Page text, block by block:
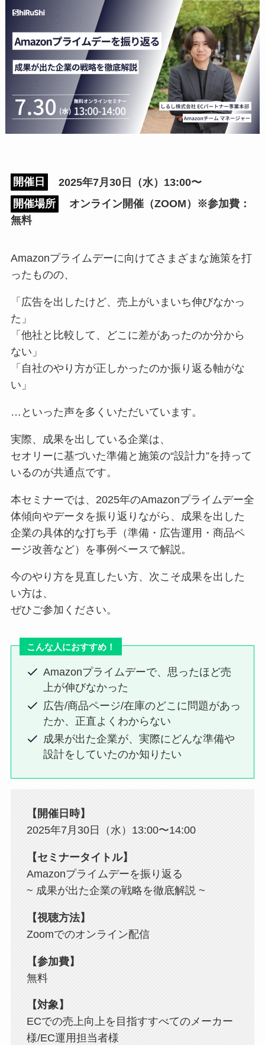
開催日
2025年7月30日（水）13:00〜
開催場所
オンライン開催（ZOOM）※参加費：
無料
Amazonプライムデーに向けてさまざまな施策を打
ったものの、
「広告を出したけど、売上がいまいち伸びなかっ
た」
「他社と比較して、どこに差があったのか分から
ない」
「自社のやり方が正しかったのか振り返る軸がな
い」
…といった声を多くいただいています。
実際、成果を出している企業は、
セオリーに基づいた準備と施策の“設計力”を持って
いるのが共通点です。
本セミナーでは、2025年のAmazonプライムデー全
体傾向やデータを振り返りながら、成果を出した
企業の具体的な打ち手（準備・広告運用・商品ペ
ージ改善など）を事例ベースで解説。
今のやり方を見直したい方、次こそ成果を出した
い方は、
ぜひご参加ください。
こんな人におすすめ！
Amazonプライムデーで、思ったほど売
上が伸びなかった
広告/商品ページ/在庫のどこに問題があっ
たか、正直よくわからない
成果が出た企業が、実際にどんな準備や
設計をしていたのか知りたい
【開催日時】
2025年7月30日（水）13:00〜14:00
【セミナータイトル】
Amazonプライムデーを振り返る
~ 成果が出た企業の戦略を徹底解説 ~
【視聴方法】
Zoomでのオンライン配信
【参加費】
無料
【対象】
ECでの売上向上を目指すすべてのメーカー
様/EC運用担当者様